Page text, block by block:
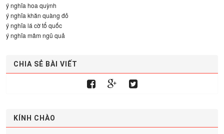
ý nghĩa hoa quỳnh
ý nghĩa khăn quàng đỏ
ý nghĩa lá cờ tổ quốc
ý nghĩa mâm ngũ quả
CHIA SẺ BÀI VIẾT
KÍNH CHÀO